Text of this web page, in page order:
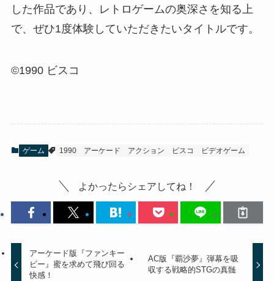
した作品であり、レトロゲームの奥深さを知る上
で、ぜひ1度体験していただきたいタイトルです。
©1990 ビスコ
ゲーム 1990 アーケード アクション ビスコ ビデオゲーム
よかったらシェアしてね！
アーケード版『ファンキー
ビー』蜜を求めて飛び回る
快感！
AC版『覇沙夢』弾幕を吸
収する戦略的STGの真髄